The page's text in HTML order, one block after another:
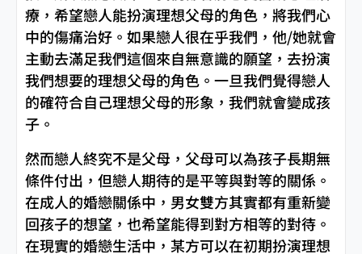
療，希望戀人能扮演理想父母的角色，將我們心
中的傷痛治好。如果戀人很在乎我們，他/她就會
主動去滿足我們這個來自無意識的願望，去扮演
我們想要的理想父母的角色。一旦我們覺得戀人
的確符合自己理想父母的形象，我們就會變成孩
子。
然而戀人終究不是父母，父母可以為孩子長期無
條件付出，但戀人期待的是平等與對等的關係。
在成人的婚戀關係中，男女雙方其實都有重新變
回孩子的想望，也希望能得到對方相等的對待。
在現實的婚戀生活中，某方可以在初期扮演理想